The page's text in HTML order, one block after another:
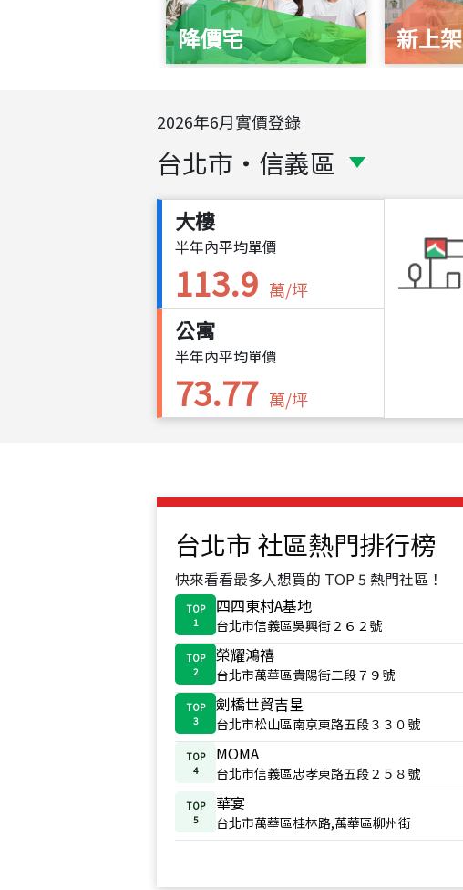
降價宅 新上架
2026年6月實價登錄
台北市 ・ 信義區
大樓
半年內平均單價
113.9 萬/坪
公寓
半年內平均單價
73.77 萬/坪
台北市 社區熱門排行榜
快來看看最多人想買的 TOP 5 熱門社區！
TOP
1
四四東村A基地
台北市信義區吳興街２６２號
TOP
2
榮耀鴻禧
台北市萬華區貴陽街二段７９號
TOP
3
劍橋世貿吉星
台北市松山區南京東路五段３３０號
TOP
4
MOMA
台北市信義區忠孝東路五段２５８號
TOP
5
華宴
台北市萬華區桂林路,萬華區柳州街